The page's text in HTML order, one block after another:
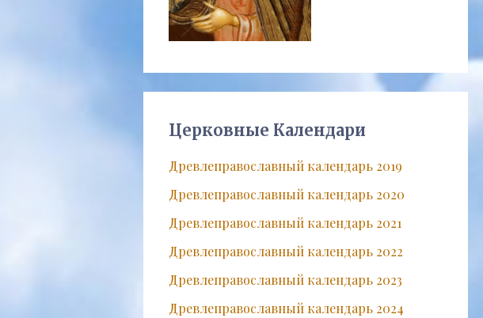
Церковные Календари
Древлеправославный календарь 2019
Древлеправославный календарь 2020
Древлеправославный календарь 2021
Древлеправославный календарь 2022
Древлеправославный календарь 2023
Древлеправославный календарь 2024